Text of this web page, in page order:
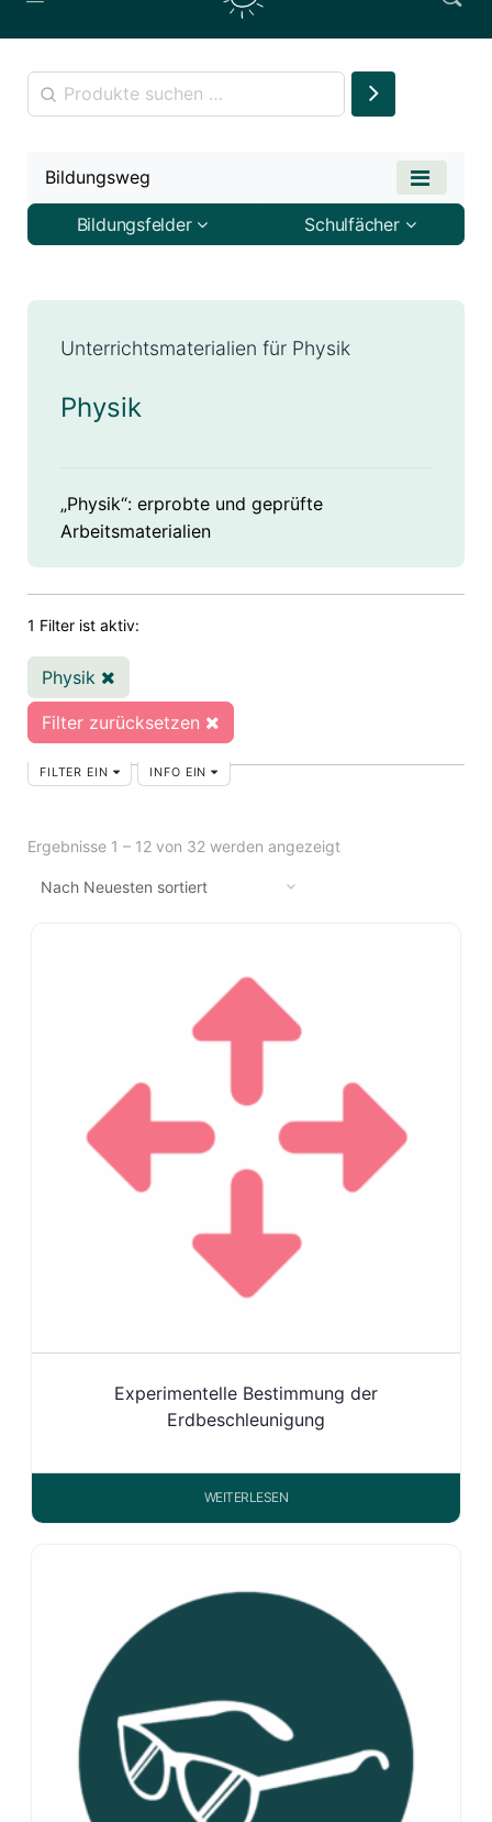
Unterrichtsmaterialien für Physik
Physik
„Physik“: erprobte und geprüfte
Arbeitsmaterialien
1 Filter ist aktiv:
Physik
Filter zurücksetzen
FILTER EIN INFO EIN
Ergebnisse 1 – 12 von 32 werden angezeigt
Experimentelle Bestimmung der
Erdbeschleunigung
WEITERLESEN
Bildungsweg
Bildungsfelder Schulfächer